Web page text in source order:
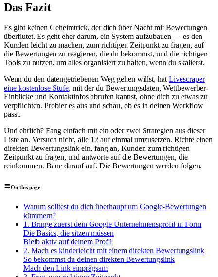
Das Fazit
Es gibt keinen Geheimtrick, der dich über Nacht mit Bewertungen
überflutet. Es geht eher darum, ein System aufzubauen — es den
Kunden leicht zu machen, zum richtigen Zeitpunkt zu fragen, auf
die Bewertungen zu reagieren, die du bekommst, und die richtigen
Tools zu nutzen, um alles organisiert zu halten, wenn du skalierst.
Wenn du den datengetriebenen Weg gehen willst, hatLivescraper
eine kostenlose Stufe, mit der du Bewertungsdaten, Wettbewerber-
Einblicke und Kontaktinfos abrufen kannst, ohne dich zu etwas zu
verpflichten. Probier es aus und schau, ob es in deinen Workflow
passt.
Und ehrlich? Fang einfach mit ein oder zwei Strategien aus dieser
Liste an. Versuch nicht, alle 12 auf einmal umzusetzen. Richte einen
direkten Bewertungslink ein, fang an, Kunden zum richtigen
Zeitpunkt zu fragen, und antworte auf die Bewertungen, die
reinkommen. Baue darauf auf. Die Bewertungen werden folgen.
On this page
Warum solltest du dich überhaupt um Google-Bewertungen
kümmern?
1. Bringe zuerst dein Google Unternehmensprofil in Form
Die Basics, die sitzen müssen
Bleib aktiv auf deinem Profil
2. Mach es kinderleicht mit einem direkten Bewertungslink
So bekommst du deinen direkten Bewertungslink
Mach den Link einprägsam